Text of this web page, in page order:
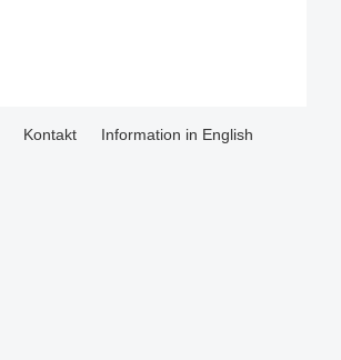
Kontakt Information in English